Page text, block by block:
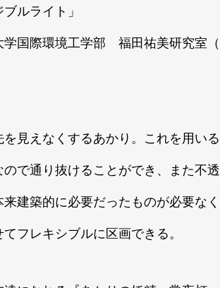
ルライト」
学国際環境工学部 福田祐美研究室
見えなくするあかり。これを用い
ので通り抜けることができ、また不
来建築的に必要だったものが必要な
フレキシブルに区画できる。